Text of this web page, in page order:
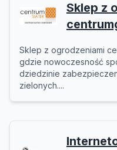
Sklep z
Sklep z ogrodzeniami
gdzie nowoczesność
dziedzinie
zielonych....